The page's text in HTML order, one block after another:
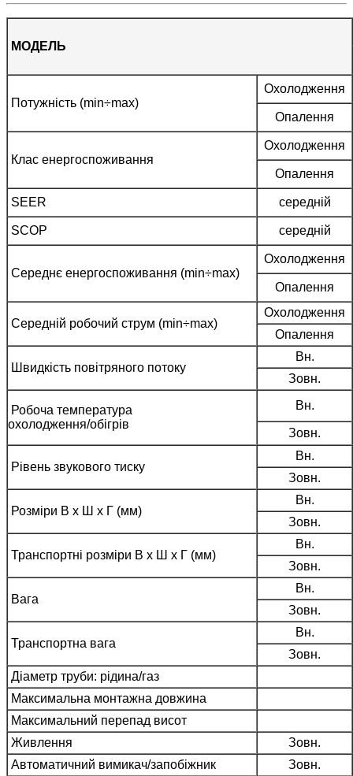
МОДЕЛЬ
Потужність (min÷max)
Охолодження
Опалення
Клас енергоспоживання
Охолодження
Опалення
SEER середній
SCOP середній
Середнє енергоспоживання (min÷max)
Охолодження
Опалення
Середній робочий струм (min÷max)
Охолодження
Опалення
Швидкість повітряного потоку
Вн.
Зовн.
Робоча температура
охолодження/обігрів
Вн.
Зовн.
Рівень звукового тиску
Вн.
Зовн.
Розміри В x Ш x Г (мм)
Вн.
Зовн.
Транспортні розміри В x Ш x Г (мм)
Вн.
Зовн.
Вага
Вн.
Зовн.
Транспортна вага
Вн.
Зовн.
Діаметр труби: рідина/газ
Максимальна монтажна довжина
Максимальний перепад висот
Живлення
Зовн.
Автоматичний вимикач/запобіжник
Зовн.